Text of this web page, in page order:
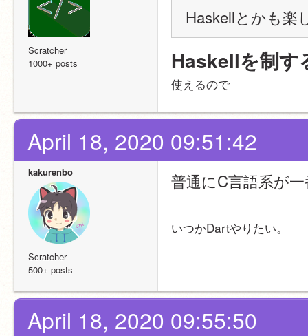
Scratcher
1000+ posts
Haskellとかも楽
Haskellを制す
使えるので
April 18, 2020 09:51:42
kakurenbo
Scratcher
500+ posts
普通にC言語系が
いつかDartやりたい。
April 18, 2020 09:55:50